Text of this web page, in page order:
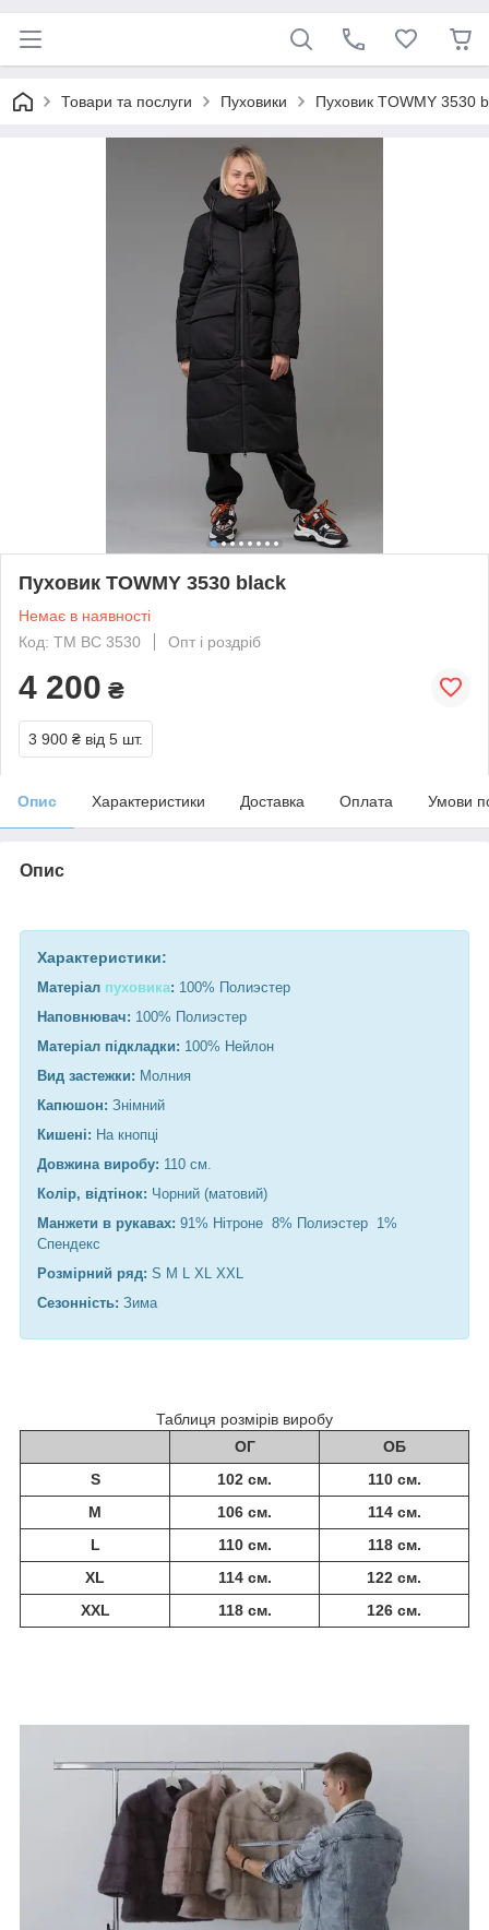
Товари та послуги Пуховики Пуховик TOWMY 3530
Пуховик TOWMY 3530 black
Немає в наявності
Код: TM BC 3530
Опт і роздріб
4 200 ₴
3 900 ₴ від 5 шт.
Опис Характеристики Доставка Оплата Умови
Опис
Характеристики:
Матеріал пуховика: 100% Полиэстер
Наповнювач: 100% Полиэстер
Матеріал підкладки: 100% Нейлон
Вид застежки: Молния
Капюшон: Знімний
Кишені: На кнопці
Довжина виробу: 110 см.
Колір, відтінок: Чорний (матовий)
Манжети в рукавах: 91% Нітроне 8% Полиэстер 1%
Спендекс
Розмірний ряд: S M L XL XXL
Сезонність: Зима
Таблиця розмірів виробу
ОГ
ОБ
S
102 см.
110 см.
M
106 см.
114 см.
L
110 см.
118 см.
XL
114 см.
122 см.
XXL
118 см. 126 см.